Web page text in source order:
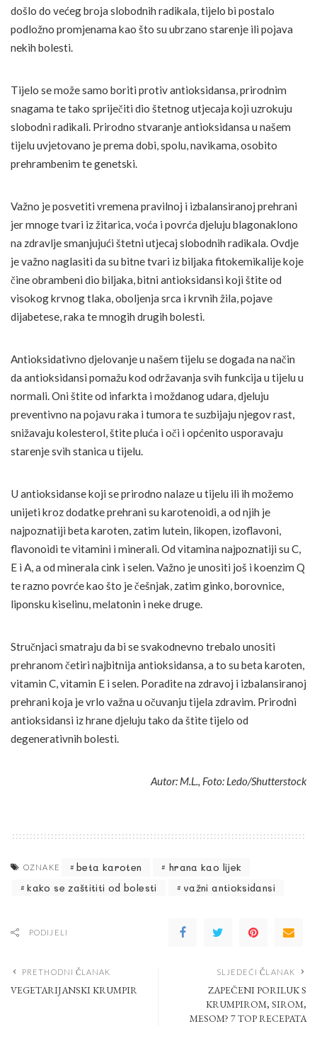
došlo do većeg broja slobodnih radikala, tijelo bi postalo
podložno promjenama kao što su ubrzano starenje ili pojava
nekih bolesti.
Tijelo se može samo boriti protiv antioksidansa, prirodnim
snagama te tako spriječiti dio štetnog utjecaja koji uzrokuju
slobodni radikali. Prirodno stvaranje antioksidansa u našem
tijelu uvjetovano je prema dobi, spolu, navikama, osobito
prehrambenim te genetski.
Važno je posvetiti vremena pravilnoj i izbalansiranoj prehrani
jer mnoge tvari iz žitarica, voća i povrća djeluju blagonaklono
na zdravlje smanjujući štetni utjecaj slobodnih radikala. Ovdje
je važno naglasiti da su bitne tvari iz biljaka fitokemikalije koje
čine obrambeni dio biljaka, bitni antioksidansi koji štite od
visokog krvnog tlaka, oboljenja srca i krvnih žila, pojave
dijabetese, raka te mnogih drugih bolesti.
Antioksidativno djelovanje u našem tijelu se događa na način
da antioksidansi pomažu kod održavanja svih funkcija u tijelu u
normali. Oni štite od infarkta i moždanog udara, djeluju
preventivno na pojavu raka i tumora te suzbijaju njegov rast,
snižavaju kolesterol, štite pluća i oči i općenito usporavaju
starenje svih stanica u tijelu.
U antioksidanse koji se prirodno nalaze u tijelu ili ih možemo
unijeti kroz dodatke prehrani su karotenoidi, a od njih je
najpoznatiji beta karoten, zatim lutein, likopen, izoflavoni,
flavonoidi te vitamini i minerali. Od vitamina najpoznatiji su C,
E i A, a od minerala cink i selen. Važno je unositi još i koenzim Q
te razno povrće kao što je češnjak, zatim ginko, borovnice,
liponsku kiselinu, melatonin i neke druge.
Stručnjaci smatraju da bi se svakodnevno trebalo unositi
prehranom četiri najbitnija antioksidansa, a to su beta karoten,
vitamin C, vitamin E i selen. Poradite na zdravoj i izbalansiranoj
prehrani koja je vrlo važna u očuvanju tijela zdravim. Prirodni
antioksidansi iz hrane djeluju tako da štite tijelo od
degenerativnih bolesti.
Autor: M.L., Foto: Ledo/Shutterstock
OZNAKE beta karoten
hrana kao lijek
kako se zaštititi od bolesti
važni antioksidansi
PODIJELI
PRETHODNI ČLANAK
VEGETARIJANSKI KRUMPIR
SLJEDEĆI ČLANAK
ZAPEČENI PORILUK S
KRUMPIROM, SIROM,
MESOM? 7 TOP RECEPATA